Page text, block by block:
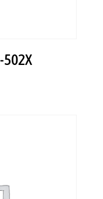
502X